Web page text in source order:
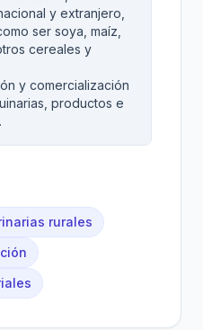
y extranjero,
ser soya, maíz,
cereales y
y comercialización
productos e
rurales